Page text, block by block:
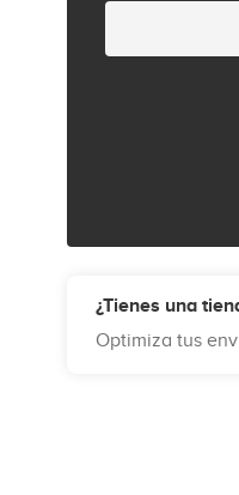
¿Tienes una
Optimiza tus